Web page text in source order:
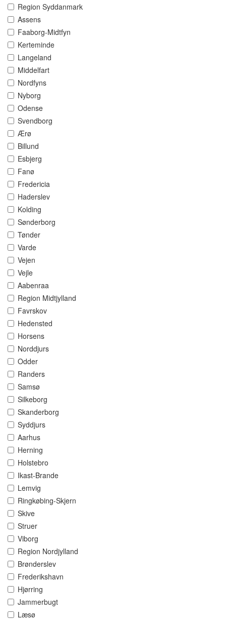
Region Syddanmark
Assens
Faaborg-Midtfyn
Kerteminde
Langeland
Middelfart
Nordfyns
Nyborg
Odense
Svendborg
Ærø
Billund
Esbjerg
Fanø
Fredericia
Haderslev
Kolding
Sønderborg
Tønder
Varde
Vejen
Vejle
Aabenraa
Region Midtjylland
Favrskov
Hedensted
Horsens
Norddjurs
Odder
Randers
Samsø
Silkeborg
Skanderborg
Syddjurs
Aarhus
Herning
Holstebro
Ikast-Brande
Lemvig
Ringkøbing-Skjern
Skive
Struer
Viborg
Region Nordjylland
Brønderslev
Frederikshavn
Hjørring
Jammerbugt
Læsø